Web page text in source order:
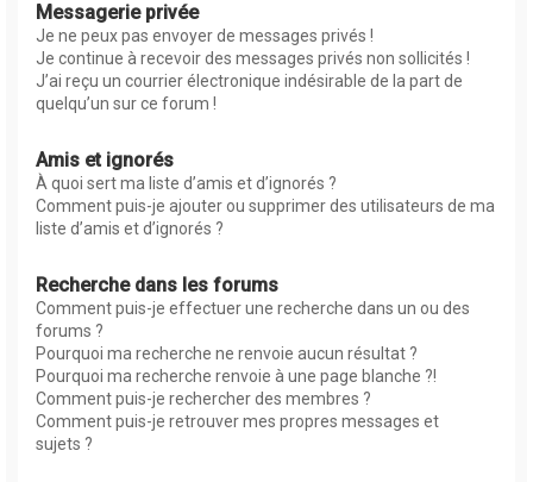
Messagerie privée
Je ne peux pas envoyer de messages privés !
Je continue à recevoir des messages privés non sollicités !
J’ai reçu un courrier électronique indésirable de la part de
quelqu’un sur ce forum !
Amis et ignorés
À quoi sert ma liste d’amis et d’ignorés ?
Comment puis-je ajouter ou supprimer des utilisateurs de ma
liste d’amis et d’ignorés ?
Recherche dans les forums
Comment puis-je effectuer une recherche dans un ou des
forums ?
Pourquoi ma recherche ne renvoie aucun résultat ?
Pourquoi ma recherche renvoie à une page blanche ?!
Comment puis-je rechercher des membres ?
Comment puis-je retrouver mes propres messages et
sujets ?